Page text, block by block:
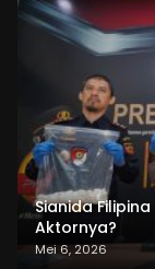
Sianida
Aktornya?
Mei 6, 2026